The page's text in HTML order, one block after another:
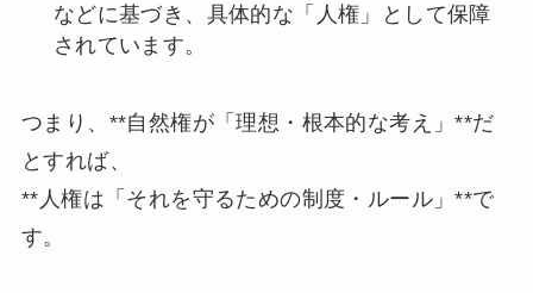
などに基づき、具体的な「人権」として保障
されています。
つまり、**自然権が「理想・根本的な考え」**だ
とすれば、
**人権は「それを守るための制度・ルール」**で
す。